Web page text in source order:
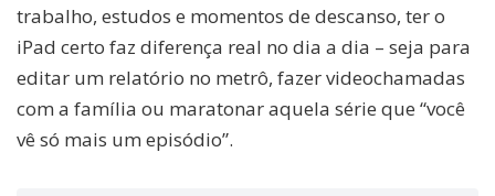
trabalho, estudos e momentos de descanso, ter o
iPad certo faz diferença real no dia a dia – seja para
editar um relatório no metrô, fazer videochamadas
com a família ou maratonar aquela série que “você
vê só mais um episódio”.